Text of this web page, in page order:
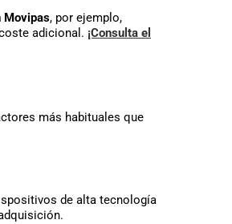
Movipas, por ejemplo,
adicional. ¡Consulta el
más habituales que
de alta tecnología